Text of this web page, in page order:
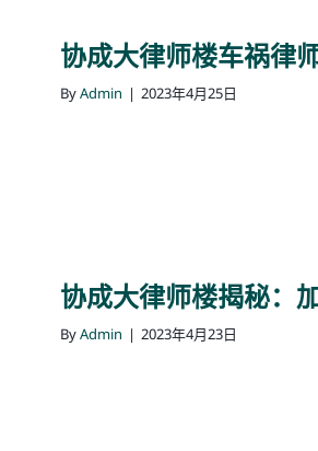
协成大律师楼车祸律
ByAdmin | 2023年4月25日
协成大律师楼揭秘：
ByAdmin | 2023年4月23日